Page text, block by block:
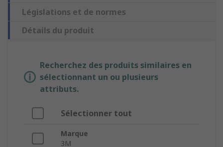
Législations et de normes
Détails du produit
Recherchez des produits similaires en
sélectionnant un ou plusieurs
attributs.
Sélectionner tout
Marque
3M